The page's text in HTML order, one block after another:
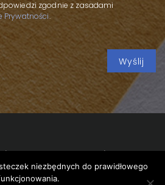
zgodnie z zasadami
Prywatności.
cookies /
niezbędnych do prawidłowego